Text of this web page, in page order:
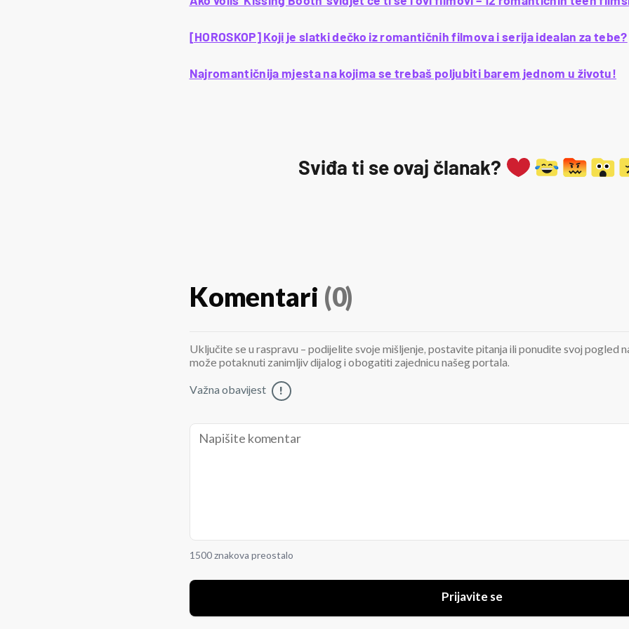
[HOROSKOP] Koji je slatki dečko iz romantičnih filmova i serija idealan za tebe?
Najromantičnija mjesta na kojima se trebaš poljubiti barem jednom u životu!
Sviđa ti se ovaj članak?
Komentari (0)
Uključite se u raspravu – podijelite svoje mišljenje, postavite pitanja ili ponudite svoj pogled
može potaknuti zanimljiv dijalog i obogatiti zajednicu našeg portala.
Važna obavijest !
1500 znakova preostalo
Prijavite se